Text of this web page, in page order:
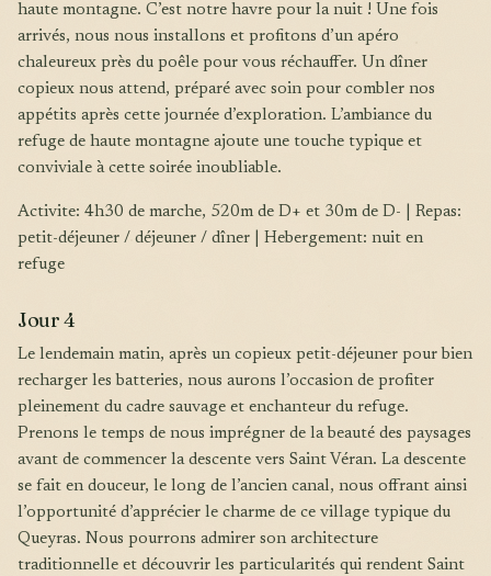
haute montagne. C’est notre havre pour la nuit ! Une fois
arrivés, nous nous installons et profitons d’un apéro
chaleureux près du poêle pour vous réchauffer. Un dîner
copieux nous attend, préparé avec soin pour combler nos
appétits après cette journée d’exploration. L’ambiance du
refuge de haute montagne ajoute une touche typique et
conviviale à cette soirée inoubliable.
Activite: 4h30 de marche, 520m de D+ et 30m de D- | Repas:
petit-déjeuner / déjeuner / dîner | Hebergement: nuit en
refuge
Jour 4
Le lendemain matin, après un copieux petit-déjeuner pour bien
recharger les batteries, nous aurons l’occasion de profiter
pleinement du cadre sauvage et enchanteur du refuge.
Prenons le temps de nous imprégner de la beauté des paysages
avant de commencer la descente vers Saint Véran. La descente
se fait en douceur, le long de l’ancien canal, nous offrant ainsi
l’opportunité d’apprécier le charme de ce village typique du
Queyras. Nous pourrons admirer son architecture
traditionnelle et découvrir les particularités qui rendent Saint